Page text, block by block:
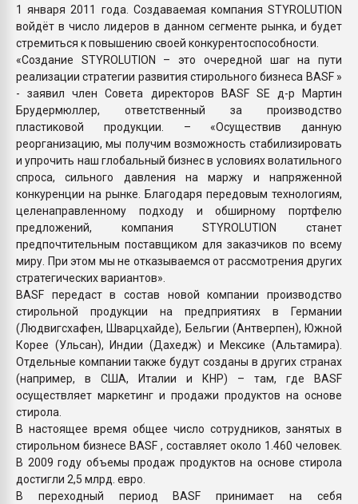
1 января 2011 года. Создаваемая компания STYROLUTION
войдёт в число лидеров в данном сегменте рынка, и будет
стремиться к повышению своей конкурентоспособности.
«Создание STYROLUTION – это очередной шаг на пути
реализации стратегии развития стирольного бизнеса BASF »
- заявил член Совета директоров BASF SE д-р Мартин
Брудермюллер, ответственный за производство
пластиковой продукции. – «Осуществив данную
реорганизацию, мы получим возможность стабилизировать
и упрочить наш глобальный бизнес в условиях волатильного
спроса, сильного давления на маржу и напряженной
конкуренции на рынке. Благодаря передовым технологиям,
целенаправленному подходу и обширному портфелю
предложений, компания STYROLUTION станет
предпочтительным поставщиком для заказчиков по всему
миру. При этом мы не отказываемся от рассмотрения других
стратегических вариантов».
BASF передаст в состав новой компании производство
стирольной продукции на предприятиях в Германии
(Людвигсхафен, Шварцхайде), Бельгии (Антверпен), Южной
Корее (Ульсан), Индии (Дахедж) и Мексике (Альтамира).
Отдельные компании также будут созданы в других странах
(например, в США, Италии и КНР) – там, где BASF
осуществляет маркетинг и продажи продуктов на основе
стирола.
В настоящее время общее число сотрудников, занятых в
стирольном бизнесе BASF , составляет около 1.460 человек.
В 2009 году объемы продаж продуктов на основе стирола
достигли 2,5 млрд. евро.
В переходный период BASF принимает на себя